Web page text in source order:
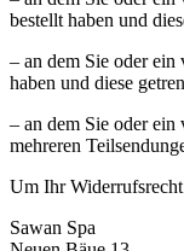
bestellt haben und
– an dem Sie oder
haben und diese
– an dem Sie oder ein
mehreren
Um Ihr Widerrufsrecht
Sawan Spa